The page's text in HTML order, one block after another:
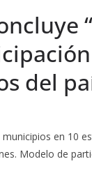
del
en 10
Modelo de